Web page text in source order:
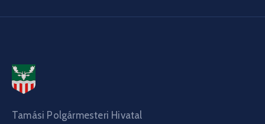
Tamási Polgármesteri Hivatal